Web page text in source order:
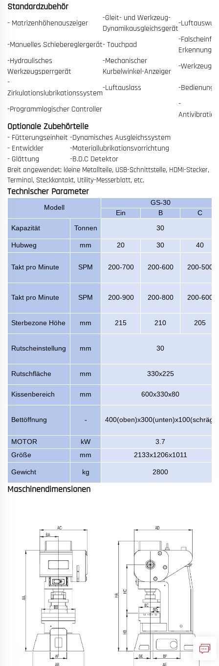
Standardzubehör
- Matrizenhöhenauszeiger
-Gleit- und Werkzeug-
Dynamikausgleichsgerät
-Luftauswurf
-Manuelles Schiebereglergerät- Touchpad
-
-Hydraulisches
Werkzeugsperrgerät
-Mechanischer
Kurbelwinkel-Anzeiger
-
-
Zirkulationslubrikationssystem
-Luftauslass -
-Programmlogischer Controller
-
Optionale Zubehörteile
- Fütterungseinheit -Dynamisches Ausgleichssystem
- Entwickler
-Materiallubrikationsvorrichtung
- Glättung
-B.D.C Detektor
Breit angewendet: kleine Metallteile, USB-Schnittstelle, HDMI-Stecker,
Terminal, Steckkontakt, Utility-Messerblatt, etc.
Technischer Parameter
Modell
GS-30
Ein
B
C
Kapazität
Tonnen 30
Hubweg mm 20 30 40
Takt pro Minute SPM 200-700 200-600 200-500
Takt pro Minute SPM 200-900 200-800 200-600
Sterbezone Höhe mm 215 210 205
Rutscheinstellung mm 30
Rutschfläche mm 330x225
Kissenbereich mm 600x330x80
Bettöffnung - 400(oben)x300(unten)x100(schräg)
MOTOR kW
3.7
Größe
mm 2133x1206x1011
Gewicht kg 2800
Maschinendimensionen